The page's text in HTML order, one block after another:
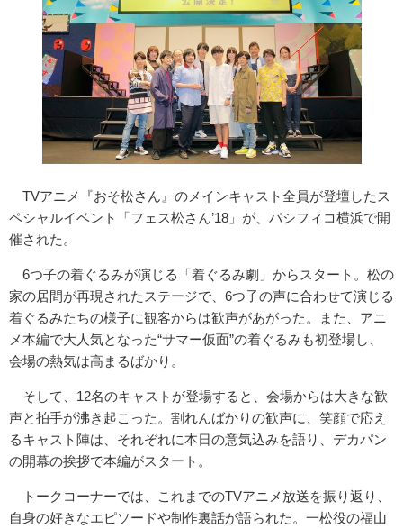
TVアニメ『おそ松さん』のメインキャスト全員が登壇したス
ペシャルイベント「フェス松さん’18」が、パシフィコ横浜で開
催された。
6つ子の着ぐるみが演じる「着ぐるみ劇」からスタート。松の
家の居間が再現されたステージで、6つ子の声に合わせて演じる
着ぐるみたちの様子に観客からは歓声があがった。また、アニ
メ本編で大人気となった“サマー仮面”の着ぐるみも初登場し、
会場の熱気は高まるばかり。
そして、12名のキャストが登場すると、会場からは大きな歓
声と拍手が沸き起こった。割れんばかりの歓声に、笑顔で応え
るキャスト陣は、それぞれに本日の意気込みを語り、デカパン
の開幕の挨拶で本編がスタート。
トークコーナーでは、これまでのTVアニメ放送を振り返り、
自身の好きなエピソードや制作裏話が語られた。一松役の福山